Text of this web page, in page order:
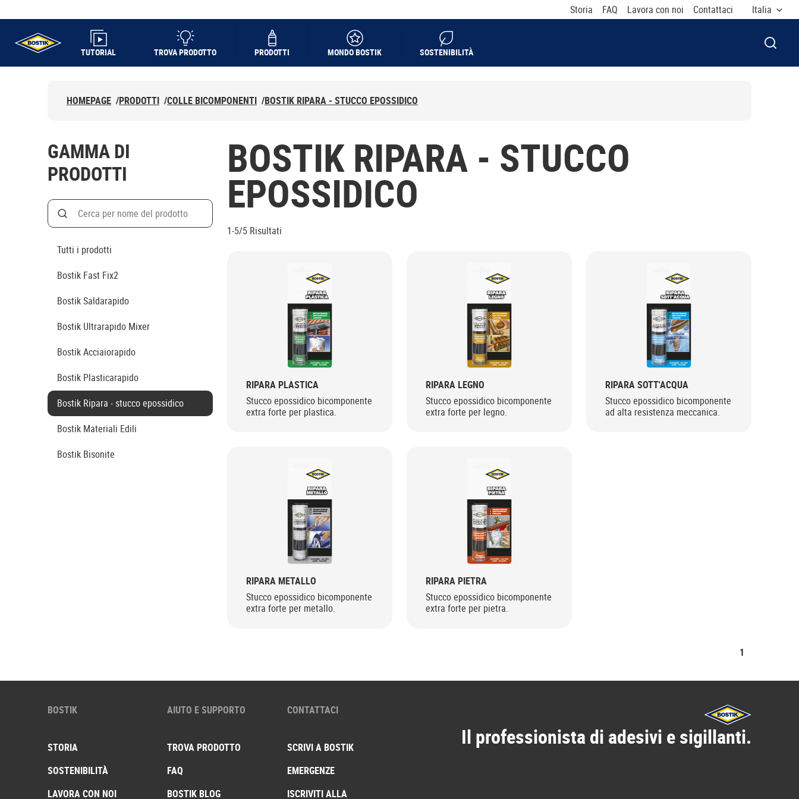
Storia FAQ Lavora con noi Contattaci Italia
TUTORIAL TROVA PRODOTTO PRODOTTI MONDO BOSTIK SOSTENIBILITÀ APRI
HOMEPAGE /PRODOTTI /COLLE BICOMPONENTI /BOSTIK RIPARA - STUCCO EPOSSIDICO
GAMMA DI
PRODOTTI
Search
Cerca
Tutti i prodotti
Bostik Fast Fix2
Bostik Saldarapido
Bostik Ultrarapido Mixer
Bostik Acciaiorapido
Bostik Plasticarapido
Bostik Ripara - stucco epossidico
Bostik Materiali Edili
Bostik Bisonite
BOSTIK RIPARA - STUCCO
EPOSSIDICO
1-5/5 Risultati
RIPARA PLASTICA
Stucco epossidico bicomponente
extra forte per plastica.
RIPARA LEGNO
Stucco epossidico bicomponente
extra forte per legno.
RIPARA SOTT'ACQUA
Stucco epossidico bicomponente
ad alta resistenza meccanica.
RIPARA METALLO
Stucco epossidico bicomponente
extra forte per metallo.
RIPARA PIETRA
Stucco epossidico bicomponente
extra forte per pietra.
1
BOSTIK
STORIA
SOSTENIBILITÀ
LAVORA CON NOI
AIUTO E SUPPORTO
TROVA PRODOTTO
FAQ
BOSTIK BLOG
CONTATTACI
SCRIVI A BOSTIK
EMERGENZE
ISCRIVITI ALLA
Il professionista di adesivi e sigillanti.